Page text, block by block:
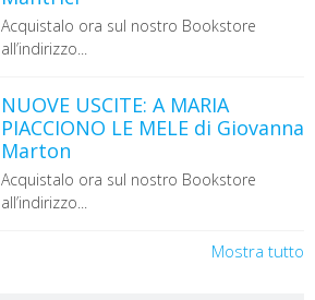
Acquistalo ora sul nostro Bookstore
all’indirizzo...
NUOVE USCITE: A MARIA
PIACCIONO LE MELE di Giovanna
Marton
Acquistalo ora sul nostro Bookstore
all’indirizzo...
Mostra tutto